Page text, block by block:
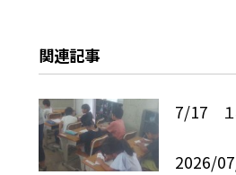
関連記事
7/17 １
2026/